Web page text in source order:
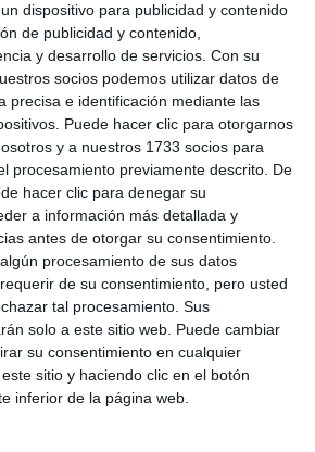
dispositivo para publicidad y contenido
de publicidad y contenido,
y desarrollo de servicios. Con su
socios podemos utilizar datos de
precisa e identificación mediante las
Puede hacer clic para otorgarnos
y a nuestros 1733 socios para
procesamiento previamente descrito. De
hacer clic para denegar su
a información más detallada y
antes de otorgar su consentimiento.
procesamiento de sus datos
de su consentimiento, pero usted
tal procesamiento. Sus
solo a este sitio web. Puede cambiar
su consentimiento en cualquier
sitio y haciendo clic en el botón
inferior de la página web.